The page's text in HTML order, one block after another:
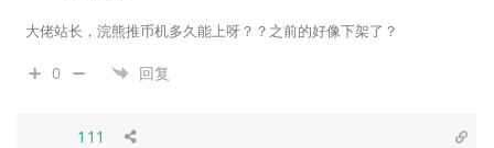
大佬站长，浣熊推币机多久能上呀？？之前的好像下架了？
0 回复
111